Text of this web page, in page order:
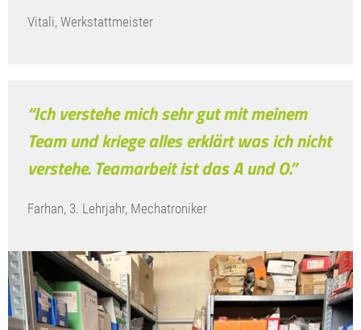
Vitali, Werkstattmeister
“Ich verstehe mich sehr gut mit meinem
Team und kriege alles erklärt was ich nicht
verstehe. Teamarbeit ist das A und O.”
Farhan, 3. Lehrjahr, Mechatroniker